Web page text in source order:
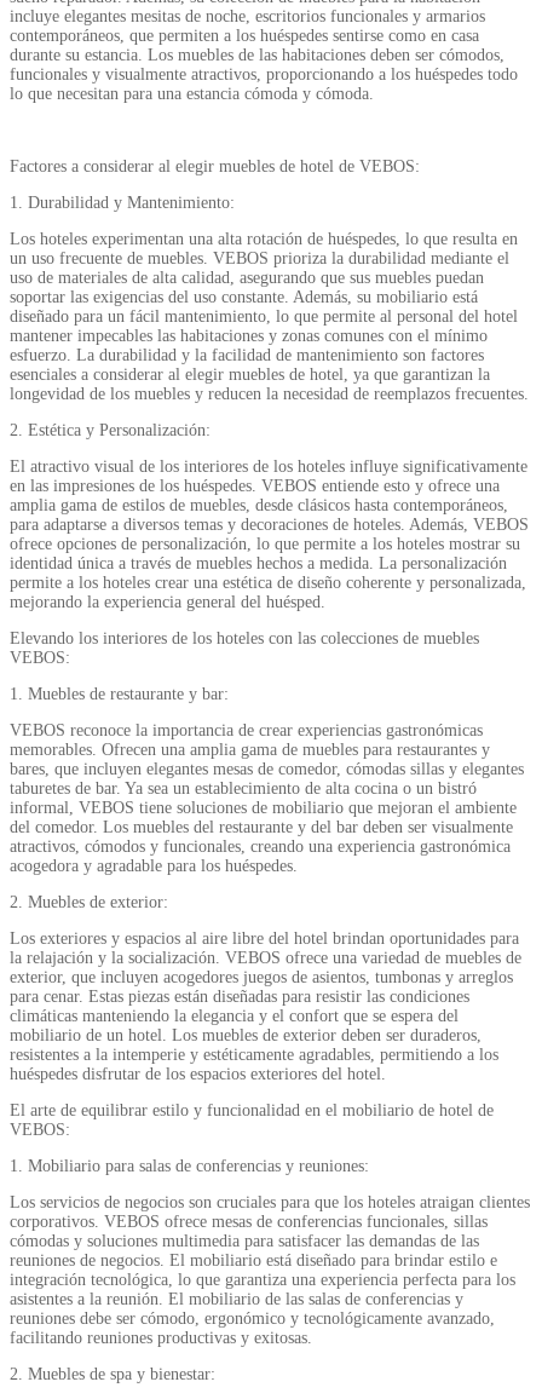
incluye elegantes mesitas de noche, escritorios funcionales y armarios
contemporáneos, que permiten a los huéspedes sentirse como en casa
durante su estancia. Los muebles de las habitaciones deben ser cómodos,
funcionales y visualmente atractivos, proporcionando a los huéspedes todo
lo que necesitan para una estancia cómoda y cómoda.
Factores a considerar al elegir muebles de hotel de VEBOS:
1. Durabilidad y Mantenimiento:
Los hoteles experimentan una alta rotación de huéspedes, lo que resulta en
un uso frecuente de muebles. VEBOS prioriza la durabilidad mediante el
uso de materiales de alta calidad, asegurando que sus muebles puedan
soportar las exigencias del uso constante. Además, su mobiliario está
diseñado para un fácil mantenimiento, lo que permite al personal del hotel
mantener impecables las habitaciones y zonas comunes con el mínimo
esfuerzo. La durabilidad y la facilidad de mantenimiento son factores
esenciales a considerar al elegir muebles de hotel, ya que garantizan la
longevidad de los muebles y reducen la necesidad de reemplazos frecuentes.
2. Estética y Personalización:
El atractivo visual de los interiores de los hoteles influye significativamente
en las impresiones de los huéspedes. VEBOS entiende esto y ofrece una
amplia gama de estilos de muebles, desde clásicos hasta contemporáneos,
para adaptarse a diversos temas y decoraciones de hoteles. Además, VEBOS
ofrece opciones de personalización, lo que permite a los hoteles mostrar su
identidad única a través de muebles hechos a medida. La personalización
permite a los hoteles crear una estética de diseño coherente y personalizada,
mejorando la experiencia general del huésped.
Elevando los interiores de los hoteles con las colecciones de muebles
VEBOS:
1. Muebles de restaurante y bar:
VEBOS reconoce la importancia de crear experiencias gastronómicas
memorables. Ofrecen una amplia gama de muebles para restaurantes y
bares, que incluyen elegantes mesas de comedor, cómodas sillas y elegantes
taburetes de bar. Ya sea un establecimiento de alta cocina o un bistró
informal, VEBOS tiene soluciones de mobiliario que mejoran el ambiente
del comedor. Los muebles del restaurante y del bar deben ser visualmente
atractivos, cómodos y funcionales, creando una experiencia gastronómica
acogedora y agradable para los huéspedes.
2. Muebles de exterior:
Los exteriores y espacios al aire libre del hotel brindan oportunidades para
la relajación y la socialización. VEBOS ofrece una variedad de muebles de
exterior, que incluyen acogedores juegos de asientos, tumbonas y arreglos
para cenar. Estas piezas están diseñadas para resistir las condiciones
climáticas manteniendo la elegancia y el confort que se espera del
mobiliario de un hotel. Los muebles de exterior deben ser duraderos,
resistentes a la intemperie y estéticamente agradables, permitiendo a los
huéspedes disfrutar de los espacios exteriores del hotel.
El arte de equilibrar estilo y funcionalidad en el mobiliario de hotel de
VEBOS:
1. Mobiliario para salas de conferencias y reuniones:
Los servicios de negocios son cruciales para que los hoteles atraigan clientes
corporativos. VEBOS ofrece mesas de conferencias funcionales, sillas
cómodas y soluciones multimedia para satisfacer las demandas de las
reuniones de negocios. El mobiliario está diseñado para brindar estilo e
integración tecnológica, lo que garantiza una experiencia perfecta para los
asistentes a la reunión. El mobiliario de las salas de conferencias y
reuniones debe ser cómodo, ergonómico y tecnológicamente avanzado,
facilitando reuniones productivas y exitosas.
2. Muebles de spa y bienestar: